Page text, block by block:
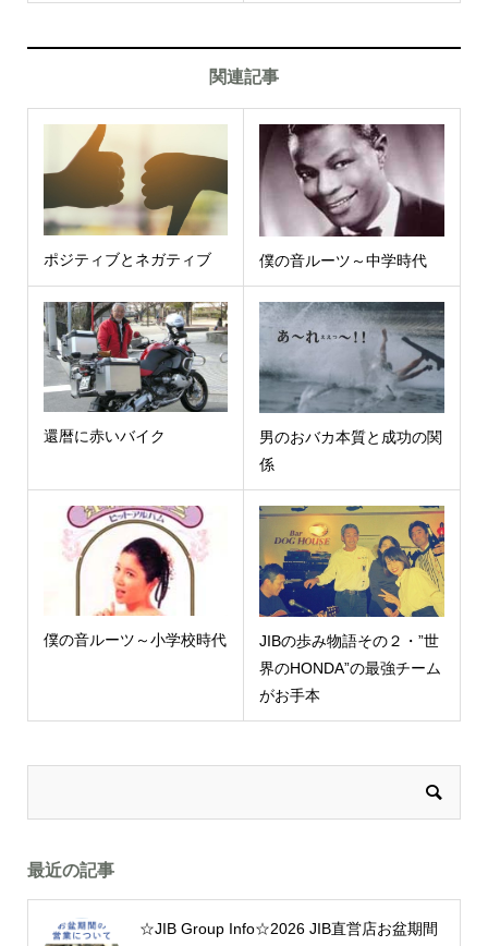
関連記事
ポジティブとネガティブ 僕の音ルーツ～中学時代
還暦に赤いバイク
男のおバカ本質と成功の関
係
僕の音ルーツ～小学校時代
JIBの歩み物語その２・”世
界のHONDA”の最強チーム
がお手本
最近の記事
☆JIB Group Info☆2026 JIB直営店お盆期間